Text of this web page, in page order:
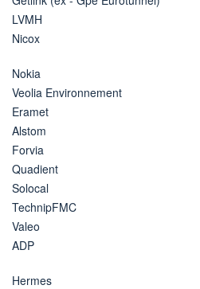
LVMH
Nicox
Nokia
Veolia Environnement
Eramet
Alstom
Forvia
Quadient
Solocal
TechnipFMC
Valeo
ADP
Hermes